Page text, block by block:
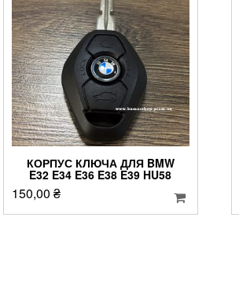
КОРПУС КЛЮЧА ДЛЯ BMW
E32 E34 E36 E38 E39 HU58
150,00 ₴